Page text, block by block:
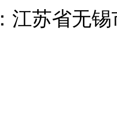
江苏省无